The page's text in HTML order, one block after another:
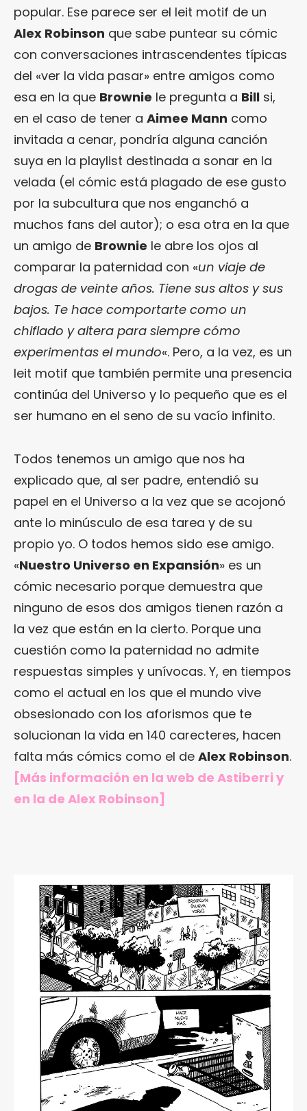
popular. Ese parece ser el leit motif de un
Alex Robinson que sabe puntear su cómic
con conversaciones intrascendentes típicas
del «ver la vida pasar» entre amigos como
esa en la que Brownie le pregunta a Bill si,
en el caso de tener a Aimee Mann como
invitada a cenar, pondría alguna canción
suya en la playlist destinada a sonar en la
velada (el cómic está plagado de ese gusto
por la subcultura que nos enganchó a
muchos fans del autor); o esa otra en la que
un amigo de Brownie le abre los ojos al
comparar la paternidad con «un viaje de
drogas de veinte años. Tiene sus altos y sus
bajos. Te hace comportarte como un
chiflado y altera para siempre cómo
experimentas el mundo«. Pero, a la vez, es un
leit motif que también permite una presencia
continúa del Universo y lo pequeño que es el
ser humano en el seno de su vacío infinito.
Todos tenemos un amigo que nos ha
explicado que, al ser padre, entendió su
papel en el Universo a la vez que se acojonó
ante lo minúsculo de esa tarea y de su
propio yo. O todos hemos sido ese amigo.
«Nuestro Universo en Expansión» es un
cómic necesario porque demuestra que
ninguno de esos dos amigos tienen razón a
la vez que están en la cierto. Porque una
cuestión como la paternidad no admite
respuestas simples y unívocas. Y, en tiempos
como el actual en los que el mundo vive
obsesionado con los aforismos que te
solucionan la vida en 140 carecteres, hacen
falta más cómics como el de Alex Robinson.
[Más información en la web de Astiberri y
en la de Alex Robinson]